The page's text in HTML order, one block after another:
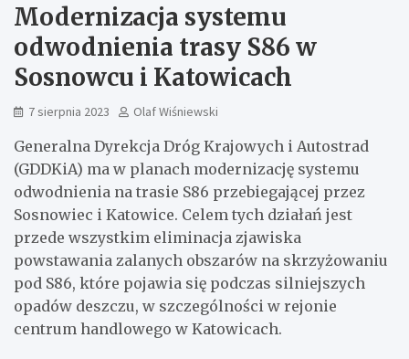
Modernizacja systemu
odwodnienia trasy S86 w
Sosnowcu i Katowicach
7 sierpnia 2023 Olaf Wiśniewski
Generalna Dyrekcja Dróg Krajowych i Autostrad
(GDDKiA) ma w planach modernizację systemu
odwodnienia na trasie S86 przebiegającej przez
Sosnowiec i Katowice. Celem tych działań jest
przede wszystkim eliminacja zjawiska
powstawania zalanych obszarów na skrzyżowaniu
pod S86, które pojawia się podczas silniejszych
opadów deszczu, w szczególności w rejonie
centrum handlowego w Katowicach.